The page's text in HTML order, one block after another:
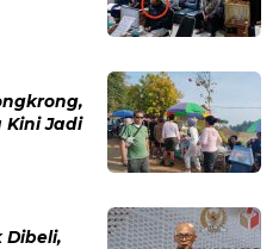
Kini Jadi
Dibeli,